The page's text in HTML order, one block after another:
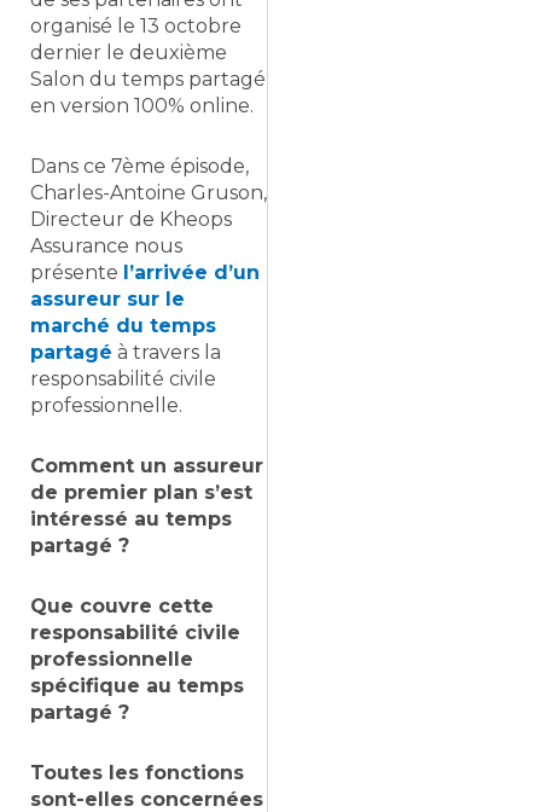
organisé le 13 octobre
dernier le deuxième
Salon du temps partagé
en version 100% online.
Dans ce 7ème épisode,
Charles-Antoine Gruson,
Directeur de Kheops
Assurance nous
présente l’arrivée d’un
assureur sur le
marché du temps
partagé à travers la
responsabilité civile
professionnelle.
Comment un assureur
de premier plan s’est
intéressé au temps
partagé ?
Que couvre cette
responsabilité civile
professionnelle
spécifique au temps
partagé ?
Toutes les fonctions
sont-elles concernées